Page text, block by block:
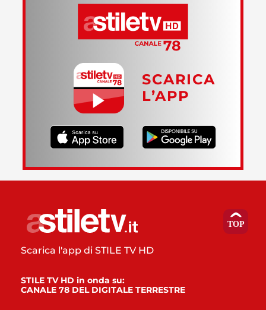
SCARICA
L’APP
Scarica l'app di STILE TV HD
STILE TV HD in onda su:
CANALE 78 DEL DIGITALE TERRESTRE